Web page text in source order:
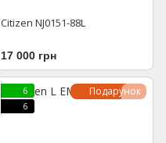
Citizen NJ0151-88L
17 000 грн
Подарунок
6
6